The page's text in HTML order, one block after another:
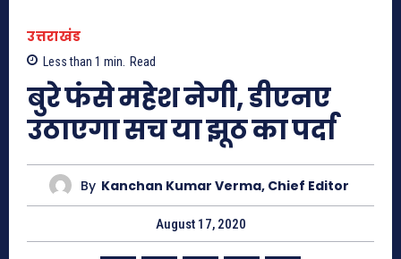
उत्तराखंड
Less than 1 min. Read
बुरे फंसे महेश नेगी, डीएनए
उठाएगा सच या झूठ का पर्दा
By Kanchan Kumar Verma, Chief Editor
August 17, 2020